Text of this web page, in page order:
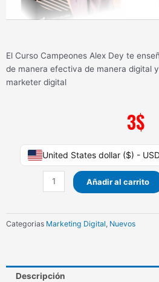
El Curso Campeones Alex Dey te
de manera efectiva de manera digital
marketer digital
3$
United States dollar ($) -
Curso
Campeones
Añadir al carrito
Categorias Marketing Digital, Nuevos
Descripción